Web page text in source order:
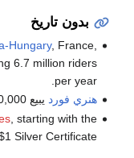
بدون تاريخ
Hungary, France,
6.7 million riders
per year.
هنري فورد يبيع 10,000 سيارة.
, starting with the
Silver Certificate.